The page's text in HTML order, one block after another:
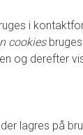
i
cookiesbruges
og derefter
lagres på